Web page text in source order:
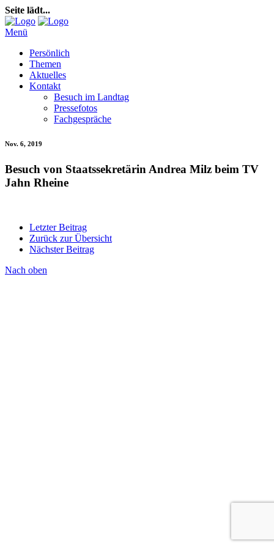
Seite lädt...
Menü
Persönlich
Themen
Aktuelles
Kontakt
Besuch im Landtag
Pressefotos
Fachgespräche
Nov. 6, 2019
Besuch von Staatssekretärin Andrea Milz beim TV
Jahn Rheine
Letzter Beitrag
Zurück zur Übersicht
Nächster Beitrag
Nach oben